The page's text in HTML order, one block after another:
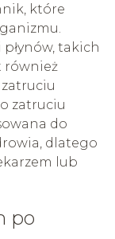
które
takich
również
zatruciu
do
dlatego
lub
po